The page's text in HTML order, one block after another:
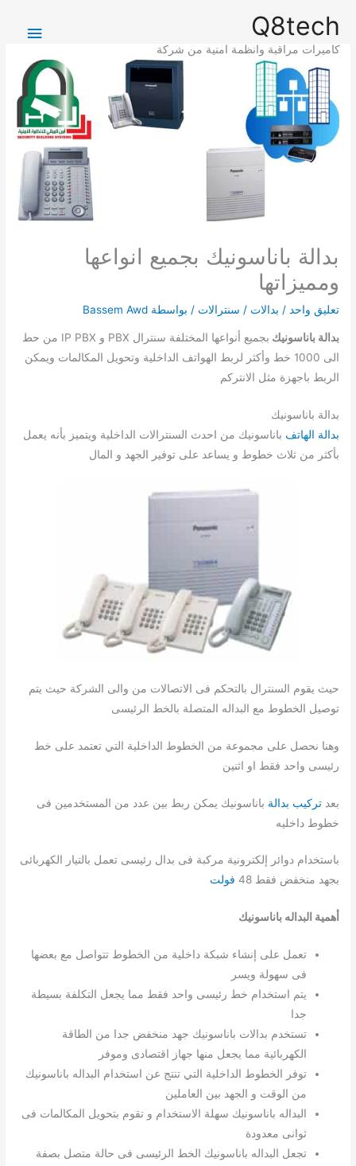
المحتوى
Q8tech
كاميرات مراقبة وانظمة امنية من شركة
بدالة باناسونيك بجميع انواعها
ومميزاتها
تعليق واحد / بدالات / سنترالات / بواسطة Bassem Awd
بدالة باناسونيك
بجميع أنواعها المختلفة سنترال PBX و IP PBX من حط
الى 1000 خط وأكثر لربط الهواتف الداخلية وتحويل المكالمات ويمكن
الربط باجهزة مثل الانتركم
بدالة باناسونيك
بدالة الهاتف باناسونيك من احدث السنترالات الداخلية ويتميز بأنه يعمل
بأكثر من ثلاث خطوط و يساعد على توفير الجهد و المال
حيث يقوم السنترال بالتحكم فى الاتصالات من والى الشركة حيث يتم
توصيل الخطوط مع البداله المتصلة بالخط الرئيسى
وهنا نحصل على مجموعة من الخطوط الداخلية التي تعتمد على خط
رئيسى واحد فقط او اثنين
بعدتركيب بدالة باناسونيك يمكن ربط بين عدد من المستخدمين فى
خطوط داخليه
باستخدام دوائر إلكترونية مركبة فى بدال رئيسى تعمل بالتيار الكهربائى
بجهد منخفض فقط 48
فولت
أهمية البداله باناسونيك
تعمل على إنشاء شبكة داخلية من الخطوط تتواصل مع بعضها
فى سهولة ويسر
يتم استخدام خط رئيسى واحد فقط مما يجعل التكلفة بسيطة
جدا
تستخدم بدالات باناسونيك جهد منخفض جدا من الطاقة
الكهربائية مما يجعل منها جهاز اقتصادى وموفر
توفر الخطوط الداخلية التي تنتج عن استخدام البداله باناسونيك
من الوقت و الجهد بين العاملين
البداله باناسونيك سهلة الاستخدام و تقوم بتحويل المكالمات فى
ثوانى معدودة
تجعل البداله باناسونيك الخط الرئيسى فى حالة متصل بصفة